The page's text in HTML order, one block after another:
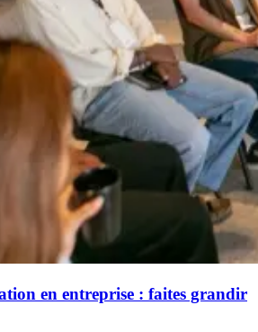
en entreprise : faites grandir